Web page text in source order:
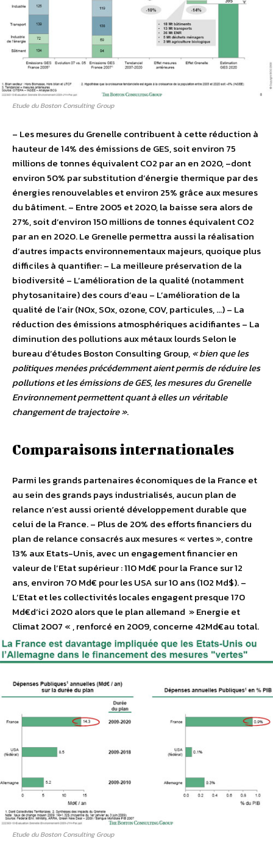
Etude du Boston Consulting Group
– Les mesures du Grenelle contribuent à cette réduction à
hauteur de 14% des émissions de GES, soit environ 75
millions de tonnes équivalent CO2 par an en 2020, –dont
environ 50% par substitution d’énergie thermique par des
énergies renouvelables et environ 25% grâce aux mesures
du bâtiment. – Entre 2005 et 2020, la baisse sera alors de
27%, soit d’environ 150 millions de tonnes équivalent CO2
par an en 2020. Le Grenelle permettra aussi la réalisation
d’autres impacts environnementaux majeurs, quoique plus
difficiles à quantifier: – La meilleure préservation de la
biodiversité – L’amélioration de la qualité (notamment
phytosanitaire) des cours d’eau – L’amélioration de la
qualité de l’air (NOx, SOx, ozone, COV, particules, …) – La
réduction des émissions atmosphériques acidifiantes – La
diminution des pollutions aux métaux lourds Selon le
bureau d’études Boston Consulting Group,« bien que les
politiques menées précédemment aient permis de réduire les
pollutions et les émissions de GES, les mesures du Grenelle
Environnement permettent quant à elles un véritable
changement de trajectoire ».
Comparaisons internationales
Parmi les grands partenaires économiques de la France et
au sein des grands pays industrialisés, aucun plan de
relance n’est aussi orienté développement durable que
celui de la France. – Plus de 20% des efforts financiers du
plan de relance consacrés aux mesures « vertes », contre
13% aux Etats-Unis, avec un engagement financier en
valeur de l’Etat supérieur : 110 Md€ pour la France sur 12
ans, environ 70 Md€ pour les USA sur 10 ans (102 Md$). –
L’Etat et les collectivités locales engagent presque 170
Md€d’ici 2020 alors que le plan allemand » Energie et
Climat 2007 « , renforcé en 2009, concerne 42Md€au total.
Etude du Boston Consulting Group